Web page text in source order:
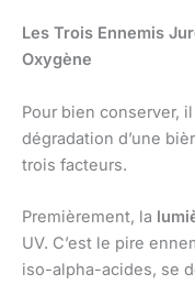
Les Trois Ennemis
Oxygène
Pour bien conserver,
dégradation d’une
trois facteurs.
Premièrement, la
UV. C’est le pire
iso-alpha-acides, se